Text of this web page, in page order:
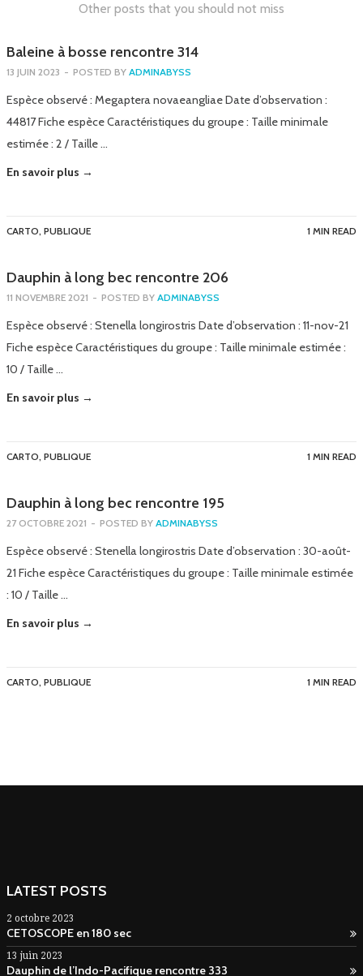
Other posts that you should not miss
Baleine à bosse rencontre 314
13 JUIN 2023 - POSTED BY ADMINABYSS
Espèce observé : Megaptera novaeangliae Date d’observation :
44817 Fiche espèce Caractéristiques du groupe : Taille minimale
estimée : 2 / Taille …
En savoir plus →
CARTO, PUBLIQUE 1 MIN READ
Dauphin à long bec rencontre 206
11 NOVEMBRE 2021 - POSTED BY ADMINABYSS
Espèce observé : Stenella longirostris Date d’observation : 11-nov-21
Fiche espèce Caractéristiques du groupe : Taille minimale estimée :
10 / Taille …
En savoir plus →
CARTO, PUBLIQUE 1 MIN READ
Dauphin à long bec rencontre 195
27 OCTOBRE 2021 - POSTED BY ADMINABYSS
Espèce observé : Stenella longirostris Date d’observation : 30-août-
21 Fiche espèce Caractéristiques du groupe : Taille minimale estimée
: 10 / Taille …
En savoir plus →
CARTO, PUBLIQUE 1 MIN READ
LATEST POSTS
2 octobre 2023
CETOSCOPE en 180 sec
13 juin 2023
Dauphin de l’Indo-Pacifique rencontre 333